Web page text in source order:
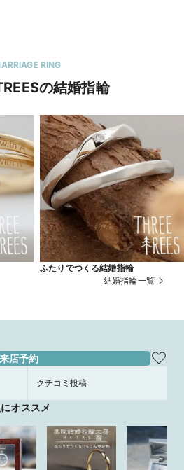
RING
の結婚指輪
ふたりでつくる結婚指輪
結婚指輪一覧
来店予約
クチコミ投稿
オススメ